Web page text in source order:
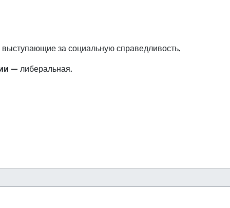
за социальную справедливость.
— либеральная.